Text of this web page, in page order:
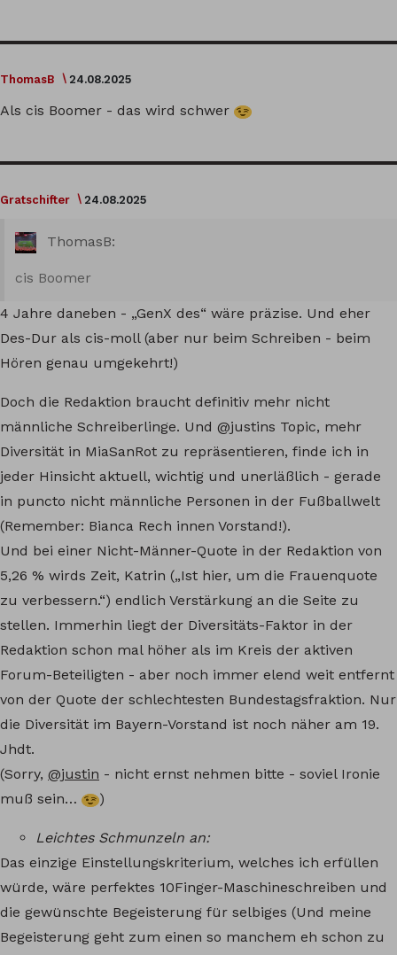
ThomasB 24.08.2025
Als cis Boomer - das wird schwer
Gratschifter 24.08.2025
ThomasB:
cis Boomer
4 Jahre daneben - „GenX des“ wäre präzise. Und eher
Des-Dur als cis-moll (aber nur beim Schreiben - beim
Hören genau umgekehrt!)
Doch die Redaktion braucht definitiv mehr nicht
männliche Schreiberlinge. Und @justins Topic, mehr
Diversität in MiaSanRot zu repräsentieren, finde ich in
jeder Hinsicht aktuell, wichtig und unerläßlich - gerade
in puncto nicht männliche Personen in der Fußballwelt
(Remember: Bianca Rech innen Vorstand!).
Und bei einer Nicht-Männer-Quote in der Redaktion von
5,26 % wirds Zeit, Katrin („Ist hier, um die Frauenquote
zu verbessern.“) endlich Verstärkung an die Seite zu
stellen. Immerhin liegt der Diversitäts-Faktor in der
Redaktion schon mal höher als im Kreis der aktiven
Forum-Beteiligten - aber noch immer elend weit entfernt
von der Quote der schlechtesten Bundestagsfraktion. Nur
die Diversität im Bayern-Vorstand ist noch näher am 19.
Jhdt.
(Sorry, @justin - nicht ernst nehmen bitte - soviel Ironie
muß sein…
)
Leichtes Schmunzeln an:
Das einzige Einstellungskriterium, welches ich erfüllen
würde, wäre perfektes 10Finger-Maschineschreiben und
die gewünschte Begeisterung für selbiges (Und meine
Begeisterung geht zum einen so manchem eh schon zu